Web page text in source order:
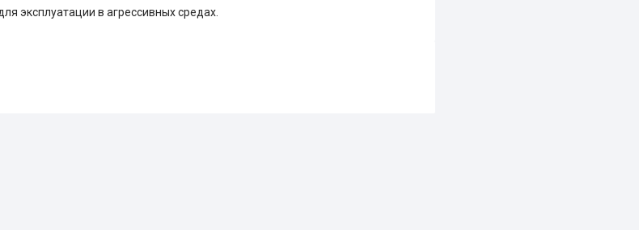
эксплуатации в агрессивных средах.